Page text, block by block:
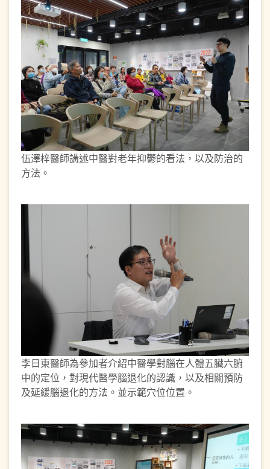
伍澤梓醫師講述中醫對老年抑鬱的看法，以及防治的
方法。
李日東醫師為參加者介紹中醫學對腦在人體五臟六腑
中的定位，對現代醫學腦退化的認識，以及相關預防
及延緩腦退化的方法。並示範穴位位置。